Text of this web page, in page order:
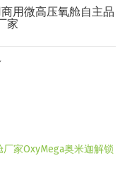
用微高压氧舱自主品
家
家OxyMega奥米迦解锁